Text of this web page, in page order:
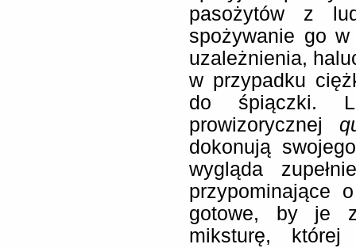
pasożytów z
spożywanie go
uzależnienia,
w przypadku
do śpiączki.
prowizorycznej
dokonują
wygląda
przypominające
gotowe, by je
miksturę,